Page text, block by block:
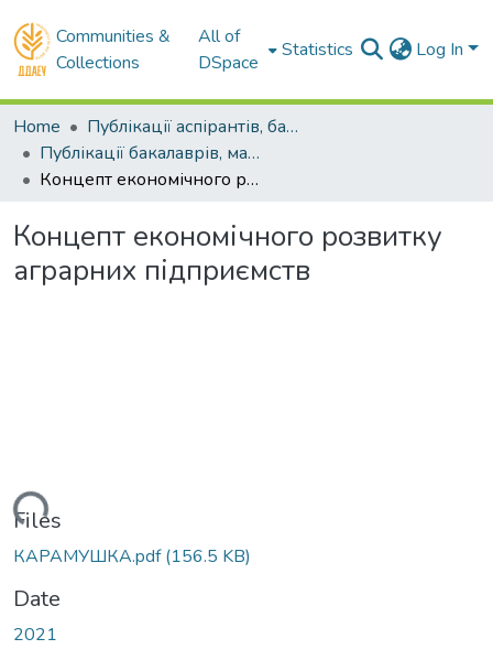
Communities &
Collections
All of
DSpace
Statistics Log In
Home
Публікації аспірантів, бакалаврів, магістрів
Публікації бакалаврів, магістрів
Концепт економічного розвитку аграрних підприємств
Концепт економічного розвитку
аграрних підприємств
Files
КАРАМУШКА.pdf(156.5 KB)
Date
2021